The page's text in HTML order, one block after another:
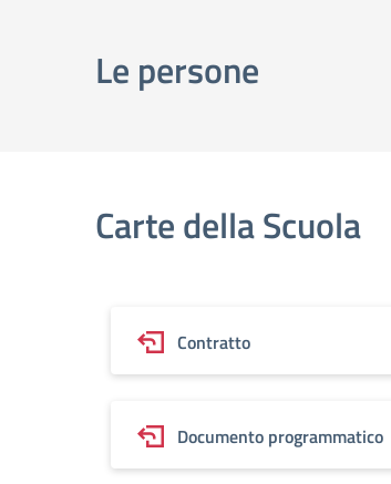
Le persone
Carte della Scuola
Contratto
Documento programmatico